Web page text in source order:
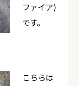
ファイア)
です。
こちらは